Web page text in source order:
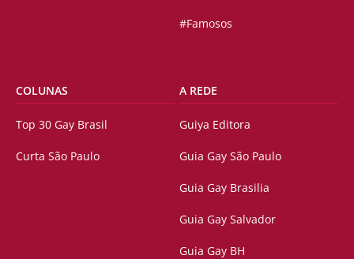
#Famosos
COLUNAS
Top 30 Gay Brasil
Curta São Paulo
A REDE
Guiya Editora
Guia Gay São Paulo
Guia Gay Brasilia
Guia Gay Salvador
Guia Gay BH